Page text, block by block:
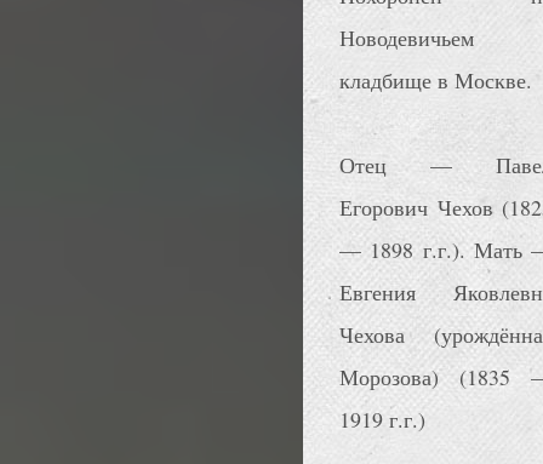
Новодевичьем
кладбище в Москве.
Отец —
Егорович Чехов
— 1898 г.г.). Мать
Евгения
Чехова
Морозова) (1835
1919 г.г.)